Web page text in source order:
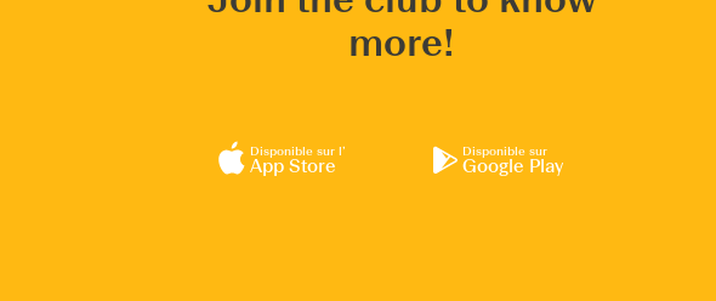
more!
Disponible sur l’
App Store
Disponible sur
Google Play